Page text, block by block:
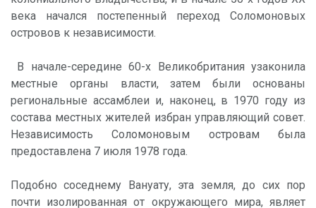
века начался постепенный переход Соломоновых
островов к независимости.
В начале-середине 60-х Великобритания узаконила
местные органы власти, затем были основаны
региональные ассамблеи и, наконец, в 1970 году из
состава местных жителей избран управляющий совет.
Независимость Соломоновым островам была
предоставлена 7 июля 1978 года.
Подобно соседнему Вануату, эта земля, до сих пор
почти изолированная от окружающего мира, являет